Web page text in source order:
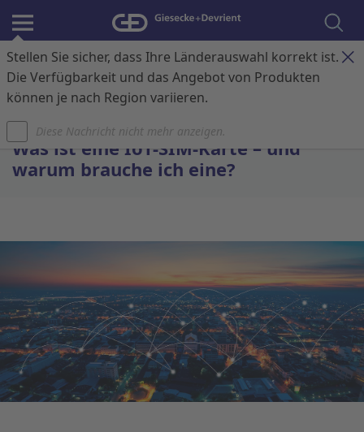
Stellen Sie sicher, dass Ihre Länderauswahl korrekt ist.
Die Verfügbarkeit und das Angebot von Produkten
können je nach Region variieren.
Diese Nachricht nicht mehr anzeigen.
Anmelden Kontakt Warenkorb
Was ist eine IoT-SIM-Karte – und
warum brauche ich eine?